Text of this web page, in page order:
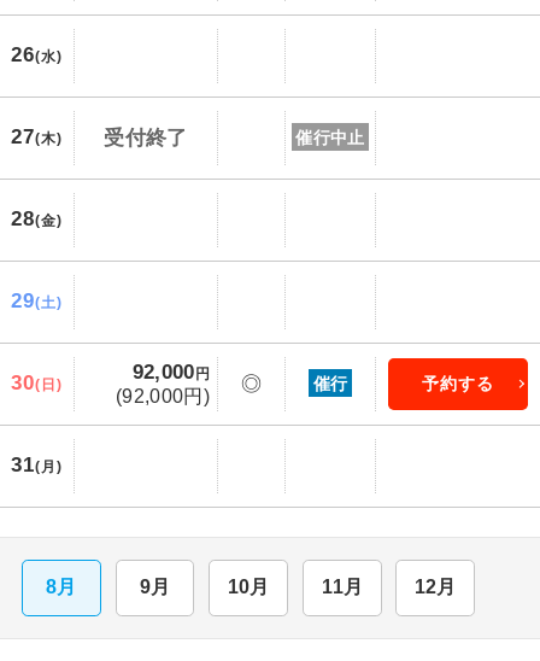
26(水)
27(木) 受付終了 催行中止
28(金)
29(土)
30(日)
92,000 円
(92,000円)
◎ 催行 予約する
31(月)
8月 9月 10月 11月 12月